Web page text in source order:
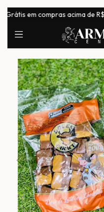
em compras acima de